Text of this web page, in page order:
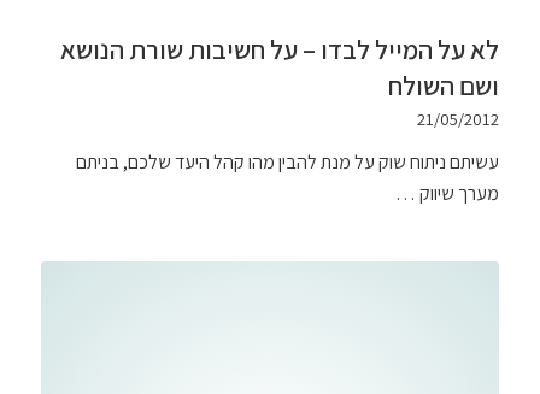
לא על המייל לבדו – על חשיבות שורת הנושא
ושם השולח
21/05/2012
עשיתם ניתוח שוק על מנת להבין מהו קהל היעד שלכם, בניתם
מערך שיווק …